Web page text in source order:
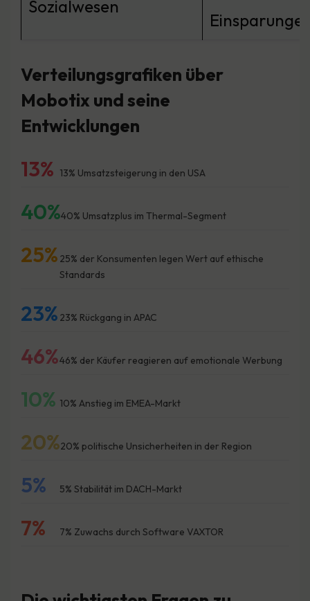
Sozialwesen
Verteilungsgrafiken über
Mobotix und seine
Entwicklungen
13% 13% Umsatzsteigerung in den USA
40%40% Umsatzplus im Thermal-Segment
25% 25% der Konsumenten legen Wert auf ethische
Standards
23% 23% Rückgang in APAC
46%46% der Käufer reagieren auf emotionale Werbung
10% 10% Anstieg im EMEA-Markt
20%20% politische Unsicherheiten in der Region
5% 5% Stabilität im DACH-Markt
7% 7% Zuwachs durch Software VAXTOR